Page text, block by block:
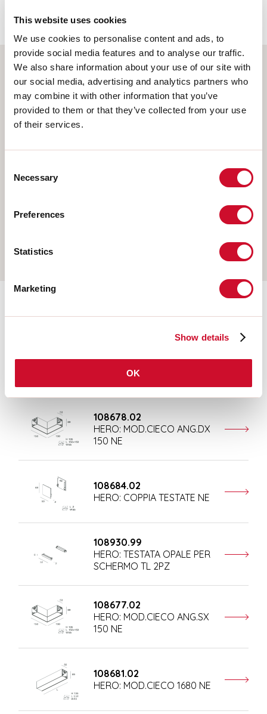
This website uses cookies
We use cookies to personalise content and ads, to
provide social media features and to analyse our traffic.
We also share information about your use of our site with
our social media, advertising and analytics partners who
may combine it with other information that you’ve
provided to them or that they’ve collected from your use
of their services.
Selection
Necessary
Preferences
Statistics
Marketing
Show details
OK
Selecteer uw product
RAIL
Aanvullende accessoires
108676.02
HERO: MOD.CIECO 250 NE
108678.02
HERO: MOD.CIECO ANG.DX
150 NE
108684.02
HERO: COPPIA TESTATE NE
108930.99
HERO: TESTATA OPALE PER
SCHERMO TL 2PZ
108677.02
HERO: MOD.CIECO ANG.SX
150 NE
108681.02
HERO: MOD.CIECO 1680 NE